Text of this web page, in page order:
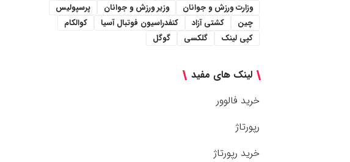
وزارت ورزش و جوانان
وزیر ورزش و جوانان
پرسپولیس
چین
کشتی آزاد کنفدراسیون فوتبال آسیا
کوالکام
کپی لینک
گلکسی گوگل
لینک های مفید
خرید فالوور
رپورتاژ
خرید رپورتاژ